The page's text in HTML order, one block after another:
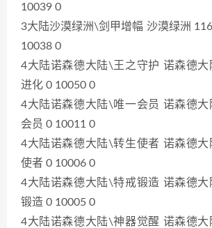
10039 0
3大陆沙漠绿洲\剑甲增幅 沙漠绿洲
10038 0
4大陆诺森德大陆\王之守护 诺森德大
进化 0 10050 0
4大陆诺森德大陆\唯一会员 诺森德大
会员 0 10011 0
4大陆诺森德大陆\转生使者 诺森德大
使者 0 10006 0
4大陆诺森德大陆\特戒锻造 诺森德大
锻造 0 10005 0
4大陆诺森德大陆\神器觉醒 诺森德大